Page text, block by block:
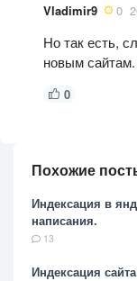
Vladimir9 0
Но так есть,
новым сайтам.
0
Похожие
Индексация в
написания.
13
Индексация